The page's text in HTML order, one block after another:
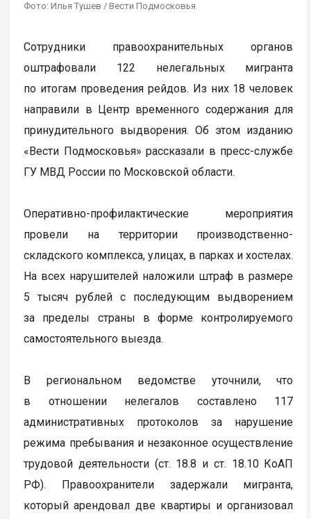
Фото: Илья Тушев / Вести Подмосковья
Сотрудники правоохранительных органов
оштрафовали 122 нелегальных мигранта
по итогам проведения рейдов. Из них 18 человек
направили в Центр временного содержания для
принудительного выдворения. Об этом изданию
«Вести Подмосковья» рассказали в пресс-службе
ГУ МВД России по Московской области.
Оперативно-профилактические мероприятия
провели на территории производственно-
складского комплекса, улицах, в парках и хостелах.
На всех нарушителей наложили штраф в размере
5 тысяч рублей с последующим выдворением
за пределы страны в форме контролируемого
самостоятельного выезда.
В региональном ведомстве уточнили, что
в отношении нелегалов составлено 117
административных протоколов за нарушение
режима пребывания и незаконное осуществление
трудовой деятельности (ст. 18.8 и ст. 18.10 КоАП
РФ). Правоохранители задержали мигранта,
который арендовал две квартиры и организовал